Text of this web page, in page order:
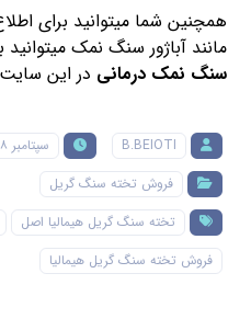
همچنین شما میتوانید برای
مانند آباژور سنگ نمک
سنگ نمک درمانی در این
B.BEIOTI
سپتامبر ۱۸, ۲۰۲۱
فروش تخته سنگ گریل
تخته سنگ گریل هیمالیا اصل
فروش تخته سنگ گریل هیمالیا